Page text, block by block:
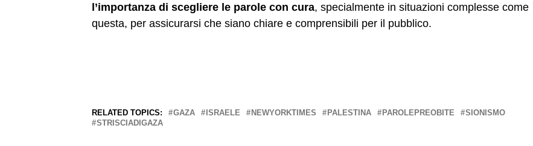
l’importanza di scegliere le parole con cura, specialmente in situazioni complesse come
questa, per assicurarsi che siano chiare e comprensibili per il pubblico.
RELATED TOPICS: GAZA ISRAELE NEWYORKTIMES PALESTINA PAROLEPREOBITE
SIONISMO
STRISCIADIGAZA